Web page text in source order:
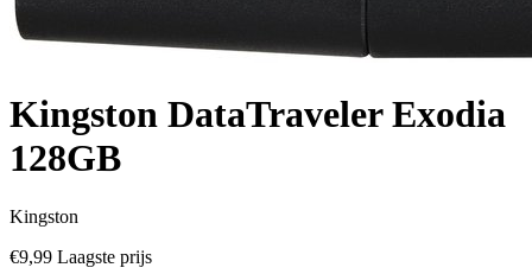
Kingston DataTraveler Exodia
128GB
Kingston
€9,99 Laagste prijs